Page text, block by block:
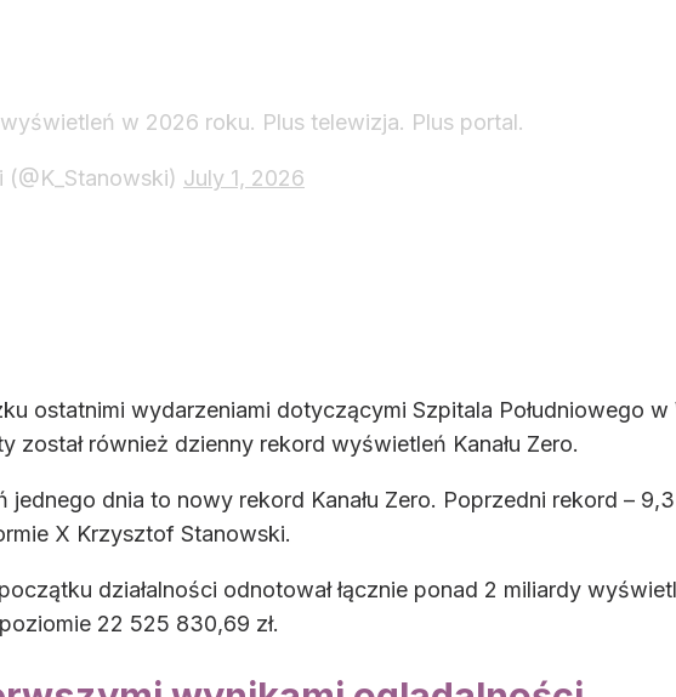
w 2026 roku. Plus telewizja. Plus portal.
July 1, 2026
ostatnimi wydarzeniami dotyczącymi Szpitala Południowego
został również dzienny rekord wyświetleń Kanału Zero.
jednego dnia to nowy rekord Kanału Zero. Poprzedni rekord –
X Krzysztof Stanowski.
działalności odnotował łącznie ponad 2 miliardy
22 525 830,69 zł.